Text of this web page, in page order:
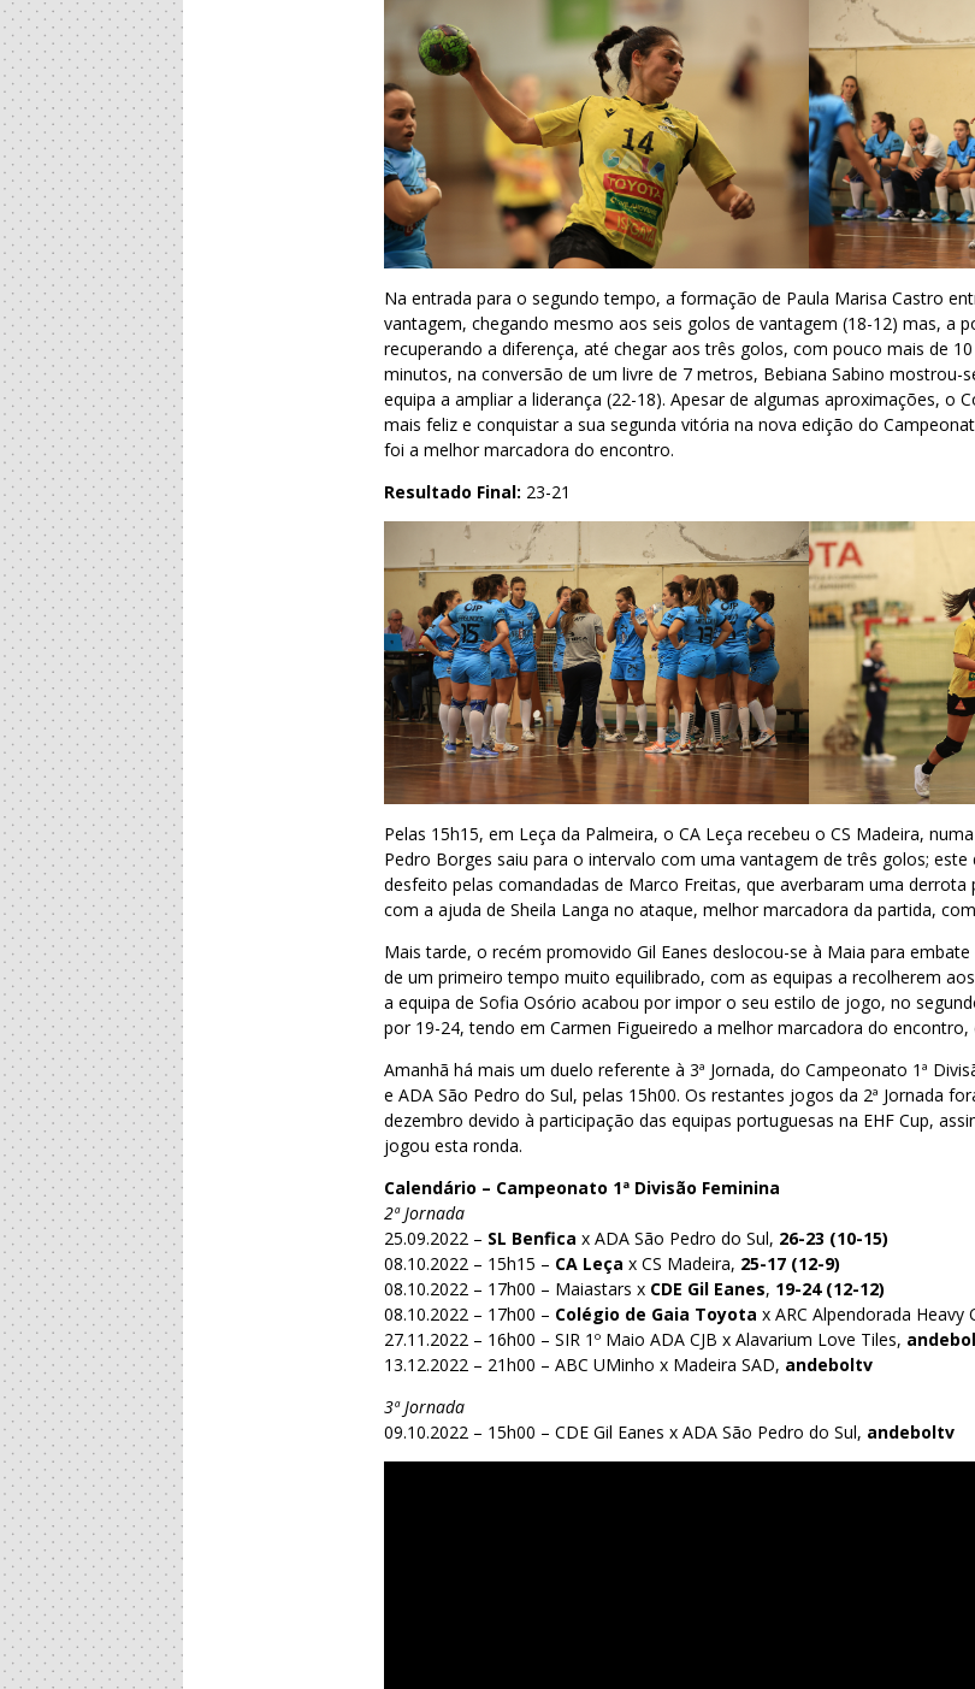
Na entrada para o segundo tempo, a formação de Paula Marisa Castro
vantagem, chegando mesmo aos seis golos de vantagem (18-12) mas, a
recuperando a diferença, até chegar aos três golos, com pouco mais de
minutos, na conversão de um livre de 7 metros, Bebiana Sabino mostrou-
equipa a ampliar a liderança (22-18). Apesar de algumas aproximações, o
mais feliz e conquistar a sua segunda vitória na nova edição do
foi a melhor marcadora do encontro.
Resultado Final: 23-21
Pelas 15h15, em Leça da Palmeira, o CA Leça recebeu o CS Madeira,
Pedro Borges saiu para o intervalo com uma vantagem de três golos;
desfeito pelas comandadas de Marco Freitas, que averbaram uma derrota
com a ajuda de Sheila Langa no ataque, melhor marcadora da partida,
Mais tarde, o recém promovido Gil Eanes deslocou-se à Maia para
de um primeiro tempo muito equilibrado, com as equipas a recolherem
a equipa de Sofia Osório acabou por impor o seu estilo de jogo, no
por 19-24, tendo em Carmen Figueiredo a melhor marcadora do encontro,
Amanhã há mais um duelo referente à 3ª Jornada, do Campeonato 1ª
e ADA São Pedro do Sul, pelas 15h00. Os restantes jogos da 2ª Jornada
dezembro devido à participação das equipas portuguesas na EHF Cup,
jogou esta ronda.
Calendário – Campeonato 1ª Divisão Feminina
2ª Jornada
25.09.2022 – SL Benfica x ADA São Pedro do Sul, 26-23 (10-15)
08.10.2022 – 15h15 – CA Leça x CS Madeira, 25-17 (12-9)
08.10.2022 – 17h00 – Maiastars x CDE Gil Eanes, 19-24 (12-12)
08.10.2022 – 17h00 – Colégio de Gaia Toyota x ARC Alpendorada Heavy
27.11.2022 – 16h00 – SIR 1º Maio ADA CJB x Alavarium Love Tiles,
13.12.2022 – 21h00 – ABC UMinho x Madeira SAD, andeboltv
3ª Jornada
09.10.2022 – 15h00 – CDE Gil Eanes x ADA São Pedro do Sul, andeboltv